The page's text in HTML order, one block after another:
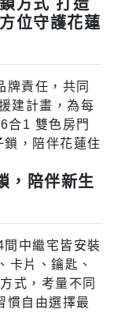
方式 打造
位守護花蓮
牌責任，共同
建計畫，為每
合1 雙色房門
，陪伴花蓮住
，陪伴新生
中繼宅皆安裝
卡片、鑰匙、
式，考量不同
慣自由選擇最